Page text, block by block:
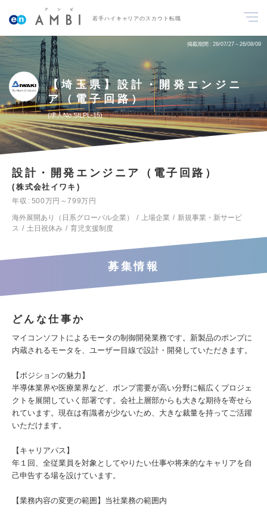
若手ハイキャリアのスカウト転職
掲載期間 26/07/27～26/08/09
【埼玉県】設計・開発エンジニ
ア（電子回路）
求人No.SILPL-15
設計・開発エンジニア（電子回路）
株式会社イワキ
年収
500万円～799万円
海外展開あり（日系グローバル企業）
上場企業
新規事業・新サービ
ス
土日祝休み 育児支援制度
募集情報
どんな仕事か
マイコンソフトによるモータの制御開発業務です。新製品のポンプに
内蔵されるモータを、ユーザー目線で設計・開発していただきます。
【ポジションの魅力】
半導体業界や医療業界など、ポンプ需要が高い分野に幅広くプロジェ
クトを展開していく部署です。会社上層部からも大きな期待を寄せら
れています。現在は有識者が少ないため、大きな裁量を持ってご活躍
いただけます。
【キャリアパス】
年１回、全従業員を対象としてやりたい仕事や将来的なキャリアを自
己申告する場を設けています。
【業務内容の変更の範囲】当社業務の範囲内